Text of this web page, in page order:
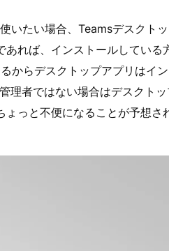
いたい場合、Teamsデスクト
れば、インストールしている
からデスクトップアプリはイ
理者ではない場合はデスクト
っと不便になることが予想さ